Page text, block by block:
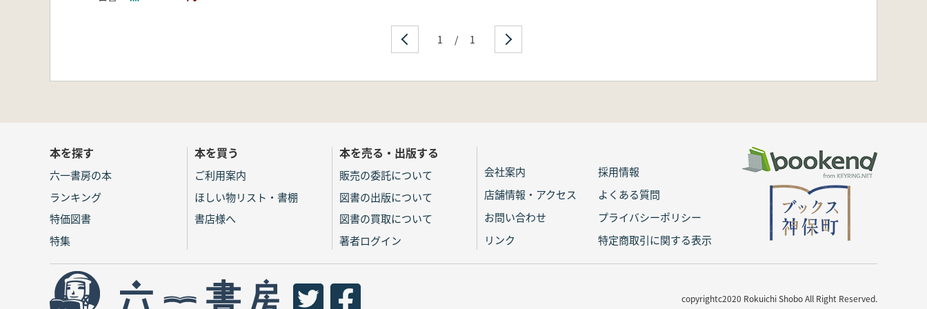
1 / 1
本を探す
六一書房の本
ランキング
特価図書
特集
本を買う
ご利用案内
ほしい物リスト・書棚
書店様へ
本を売る・出版する
販売の委託について
図書の出版について
図書の買取について
著者ログイン
会社案内
採用情報
店舗情報・アクセス
よくある質問
お問い合わせ
プライバシーポリシー
リンク
特定商取引に関する表示
copyrightc2020 Rokuichi Shobo All Right Reserved.